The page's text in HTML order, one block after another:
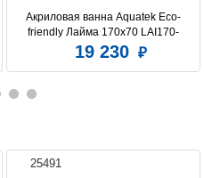
Акриловая ванна Aquatek Eco-
friendly Лайма 170х70 LAI170-
0000001 без фронтального экрана,
19 230
25491